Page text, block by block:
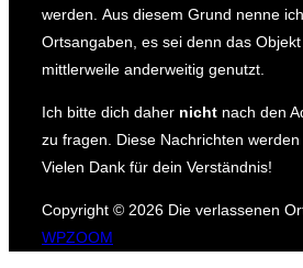
werden. Aus diesem Grund nenne
Ortsangaben, es sei denn das
mittlerweile anderweitig genutzt.
Ich bitte dich daher nicht nach den
zu fragen.
Diese Nachrichten
Vielen Dank für dein Verständnis!
Copyright © 2026 Die verlassenen
WPZOOM